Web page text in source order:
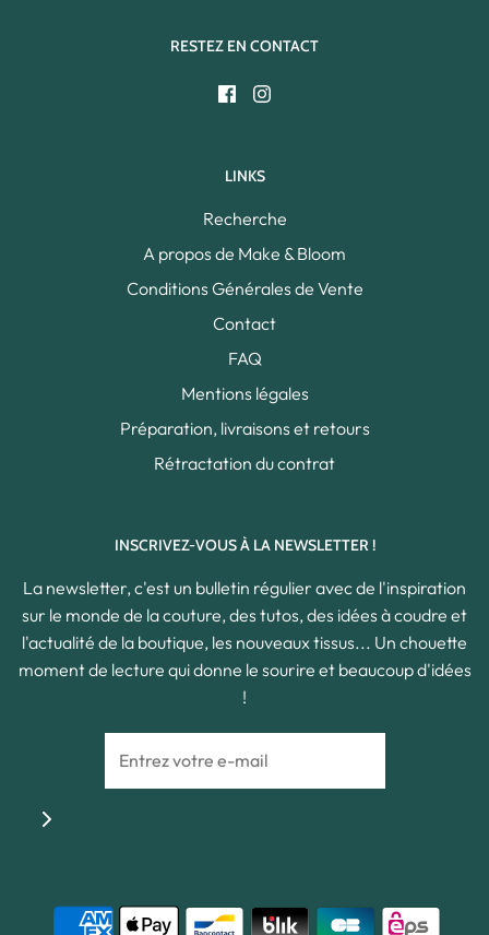
RESTEZ EN CONTACT
LINKS
Recherche
A propos de Make & Bloom
Conditions Générales de Vente
Contact
FAQ
Mentions légales
Préparation, livraisons et retours
Rétractation du contrat
INSCRIVEZ-VOUS À LA NEWSLETTER !
La newsletter, c'est un bulletin régulier avec de l'inspiration
sur le monde de la couture, des tutos, des idées à coudre et
l'actualité de la boutique, les nouveaux tissus... Un chouette
moment de lecture qui donne le sourire et beaucoup d'idées
!